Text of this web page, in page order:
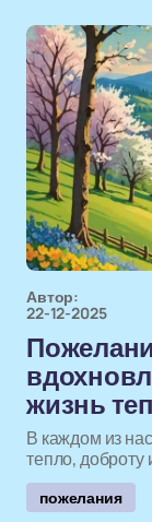
Автор:
22-12-2025
жизнь
В каждом из
тепло,
пожелания